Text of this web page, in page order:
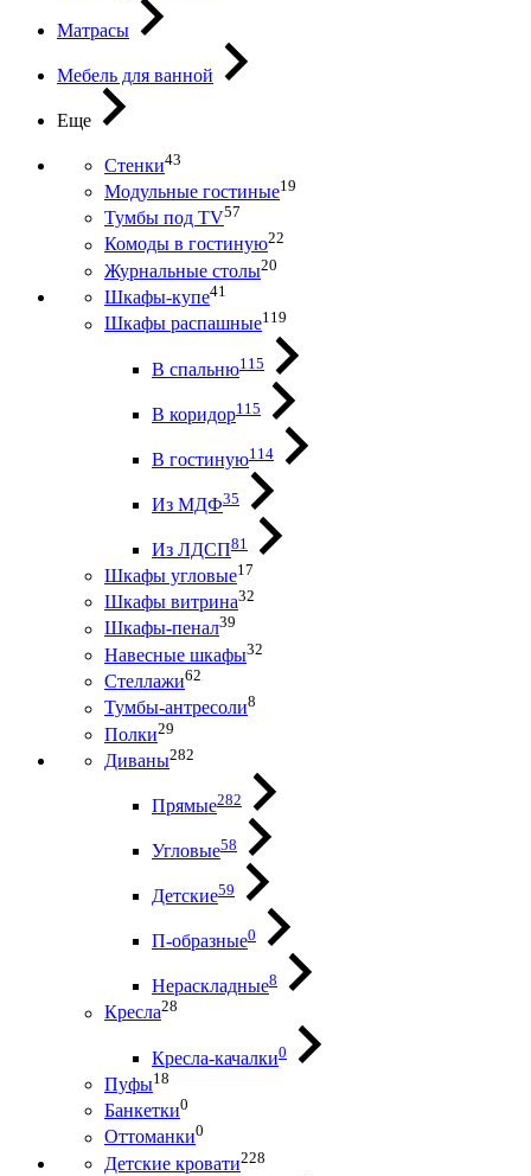
Матрасы
Мебель для ванной
Еще
Стенки43
Модульные гостиные19
Тумбы под ТV57
Комоды в гостиную22
Журнальные столы20
Шкафы-купе41
Шкафы распашные119
В спальню115
В коридор115
В гостиную114
Из МДФ35
Из ЛДСП81
Шкафы угловые17
Шкафы витрина32
Шкафы-пенал39
Навесные шкафы32
Стеллажи62
Тумбы-антресоли8
Полки29
Диваны282
Прямые282
Угловые58
Детские59
П-образные0
Нераскладные8
Кресла28
Кресла-качалки0
Пуфы18
Банкетки0
Оттоманки0
Детские кровати228